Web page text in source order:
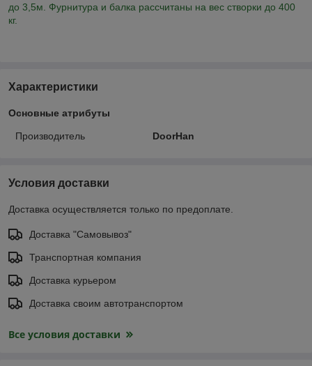
до 3,5м. Фурнитура и балка рассчитаны на вес створки до 400
кг.
Характеристики
Основные атрибуты
Производитель DoorHan
Условия доставки
Доставка осуществляется только по предоплате.
Доставка "Самовывоз"
Транспортная компания
Доставка курьером
Доставка своим автотранспортом
Все условия доставки